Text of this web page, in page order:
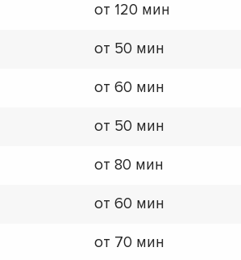
от 120 мин
от 50 мин
от 60 мин
от 50 мин
от 80 мин
от 60 мин
от 70 мин